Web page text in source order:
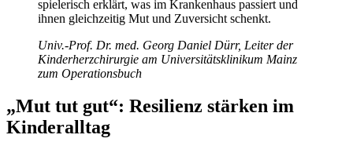
spielerisch erklärt, was im Krankenhaus passiert und
ihnen gleichzeitig Mut und Zuversicht schenkt.
Univ.-Prof. Dr. med. Georg Daniel Dürr, Leiter der
Kinderherzchirurgie am Universitätsklinikum Mainz
zum Operationsbuch
„Mut tut gut“: Resilienz stärken im
Kinderalltag